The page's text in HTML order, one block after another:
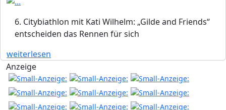
6. Citybiathlon mit Kati Wilhelm: „Gilde and Friends“
entscheiden das Rennen für sich
weiterlesen
Anzeige